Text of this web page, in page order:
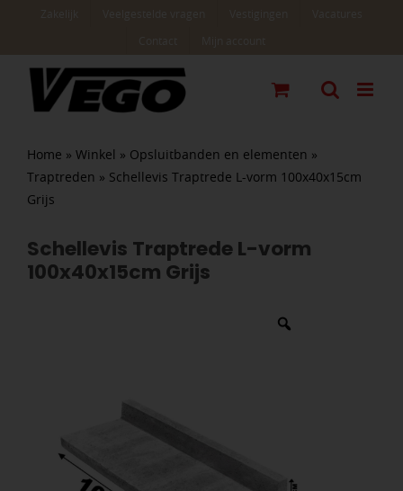
Home » Winkel » Opsluitbanden en elementen »
Traptreden » Schellevis Traptrede L-vorm 100x40x15cm
Grijs
Schellevis Traptrede L-vorm
100x40x15cm Grijs